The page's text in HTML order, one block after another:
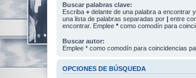
Buscar palabras clave:
Escriba + delante de una palabra a encontrar y
una lista de palabras separadas por | entre
encontrar. Emplee * como comodín para
Buscar autor:
Emplee * como comodín para coincidencias
OPCIONES DE BÚSQUEDA